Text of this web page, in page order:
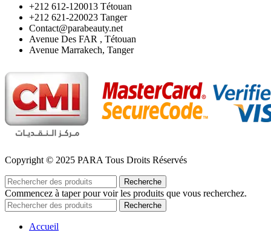
‪+212 612-120013 Tétouan
‪+212 621-220023 Tanger
Contact@parabeauty.net
Avenue Des FAR , Tétouan
Avenue Marrakech, Tanger
Copyright © 2025 PARA Tous Droits Réservés
Recherche
Commencez à taper pour voir les produits que vous recherchez.
Recherche
Accueil